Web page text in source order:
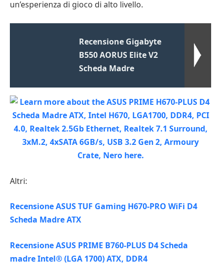
un’esperienza di gioco di alto livello.
Recensione Gigabyte
B550 AORUS Elite V2
Scheda Madre
Altri:
Recensione ASUS TUF Gaming H670-PRO WiFi D4
Scheda Madre ATX
Recensione ASUS PRIME B760-PLUS D4 Scheda
madre Intel® (LGA 1700) ATX, DDR4